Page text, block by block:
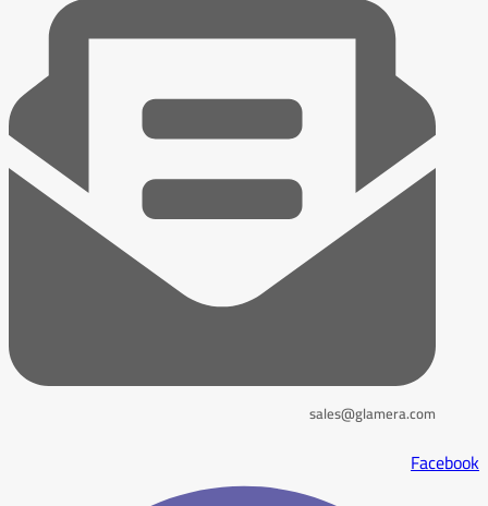
sales@glamera.com
Facebook